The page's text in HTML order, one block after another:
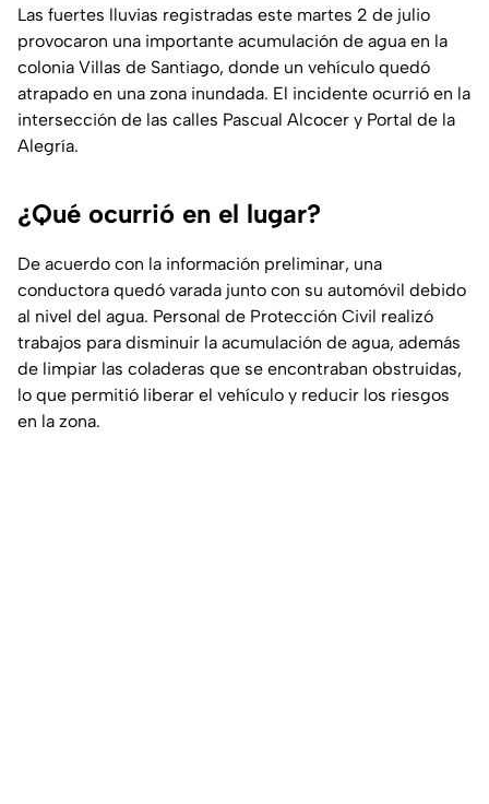
Las fuertes lluvias registradas este martes 2 de julio
provocaron una importante acumulación de agua en la
colonia Villas de Santiago, donde un vehículo quedó
atrapado en una zona inundada. El incidente ocurrió en la
intersección de las calles Pascual Alcocer y Portal de la
Alegría.
¿Qué ocurrió en el lugar?
De acuerdo con la información preliminar, una
conductora quedó varada junto con su automóvil debido
al nivel del agua. Personal de Protección Civil realizó
trabajos para disminuir la acumulación de agua, además
de limpiar las coladeras que se encontraban obstruidas,
lo que permitió liberar el vehículo y reducir los riesgos
en la zona.